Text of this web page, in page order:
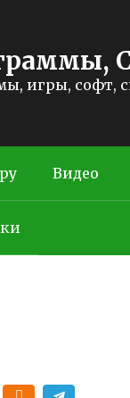
игры, софт,
Видео